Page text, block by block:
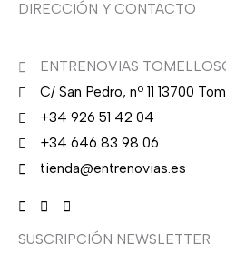
DIRECCIÓN Y CONTACTO
ENTRENOVIAS
C/ San Pedro, nº 11 13700
+34 926 51 42 04
+34 646 83 98 06
tienda@entrenovias.es
SUSCRIPCIÓN NEWSLETTER